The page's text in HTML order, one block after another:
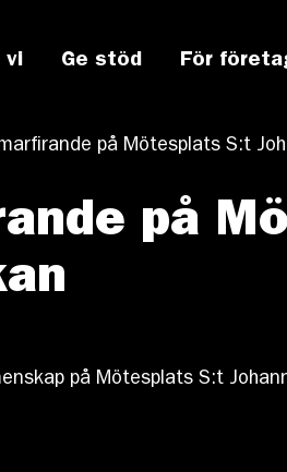
vi Ge stöd För
på Mötesplats S:t
på
på Mötesplats S:t